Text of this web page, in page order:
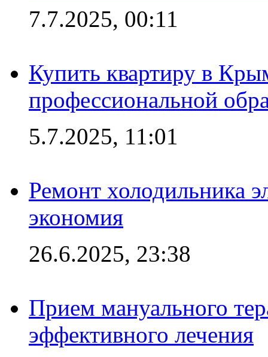
7.7.2025, 00:11
Купить квартиру в
профессиональной
5.7.2025, 11:01
Ремонт холодильника
экономия
26.6.2025, 23:38
Прием мануального
эффективного лечения